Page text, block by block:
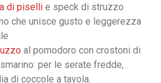
di piselli e speck di struzzo
che unisce gusto e leggerezza
al pomodoro con crostoni di
per le serate fredde,
di coccole a tavola.